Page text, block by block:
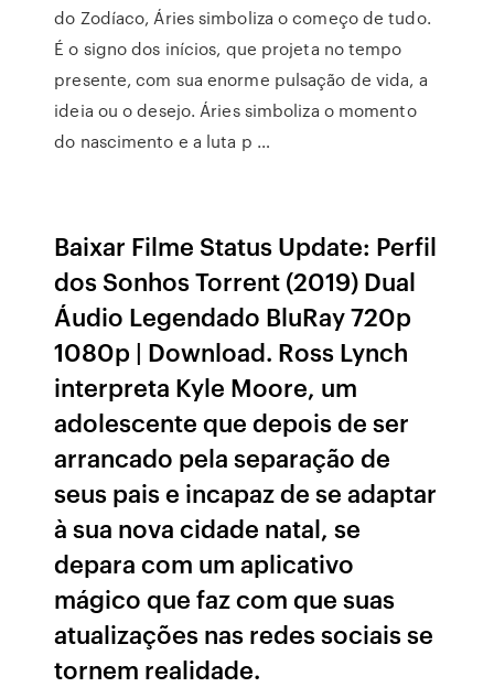
do Zodíaco, Áries simboliza o começo de tudo.
É o signo dos inícios, que projeta no tempo
presente, com sua enorme pulsação de vida, a
ideia ou o desejo. Áries simboliza o momento
do nascimento e a luta p …
Baixar Filme Status Update: Perfil
dos Sonhos Torrent (2019) Dual
Áudio Legendado BluRay 720p
1080p | Download. Ross Lynch
interpreta Kyle Moore, um
adolescente que depois de ser
arrancado pela separação de
seus pais e incapaz de se adaptar
à sua nova cidade natal, se
depara com um aplicativo
mágico que faz com que suas
atualizações nas redes sociais se
tornem realidade.